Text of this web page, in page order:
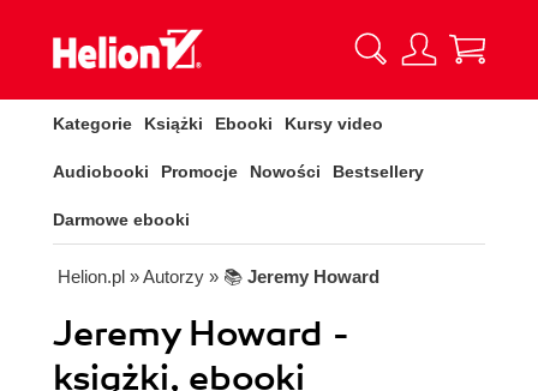
Kategorie Książki Ebooki Kursy video
Audiobooki Promocje Nowości Bestsellery
Darmowe ebooki
Helion.pl » Autorzy » 📚 Jeremy Howard
Jeremy Howard -
książki, ebooki